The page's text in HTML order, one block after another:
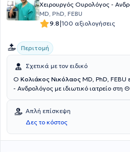
Χειρουργός Ουρολόγος -
MD, PhD, FEBU
9.8|100 αξιολογήσεις
Περιτομή
Σχετικά με τον ειδικό
Ο Κολιάκος Νικόλαος MD, PhD, FEBU
- Ανδρολόγος με ιδιωτικό ιατρείο στη
"Αξιολόγηση τεχνικών της
φλεβών σε υπογόνιμους άνδρες με
στην αιμάτωση και λειτουργία των
πτυχιούχος της Ιατρικής Σχολής του
Απλή επίσκεψη
Δες το κόστος